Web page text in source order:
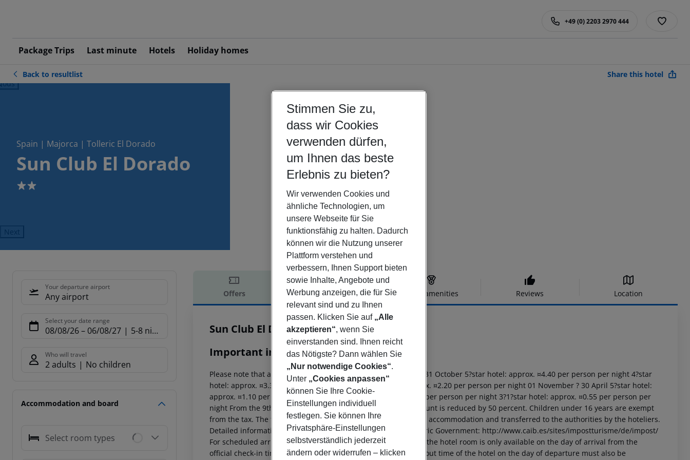
Package Trips Last minute Hotels Holiday homes
+49 (0) 2203 2970 444
Back to resultlist Share this hotel
Spain | Majorca | Tolleric El Dorado
Sun Club El Dorado
2
Next
Your departure airport
Any airport
Select your date range
08/08/26– 06/08/27 5-8 nights
Who will travel
2 adults No children
Accommodation and board
Select room types
Offers Offer description Hotel amenities Reviews Location
Offer description
Sun Club El Dorado
2
Important info
Please note that a tourist tax is charged on Mallorca. 01 May ? 31 October 5?star hotel: approx. ¤4.40 per person per night 4?star
hotel: approx. ¤3.30 per person per night 3?1?star hotel: approx. ¤2.20 per person per night 01 November ? 30 April 5?star hotel:
approx. ¤1.10 per person per night 4?star hotel: approx. ¤0.83 per person per night 3?1?star hotel: approx. ¤0.55 per person per
night From the 9th night in the same accommodation, the amount is reduced by 50 percent. Children under 16 years are exempt
from the tax. The tax is charged to guests on site at the booked accommodation and transferred to the authorities by the hoteliers.
Detailed information can be found on the website of the Balearic Government: http://www.caib.es/sites/impostturisme/de/impost/
For scheduled arrivals in the destination area from 04:00 a.m., the hotel room is only available on the day of arrival from the
official check-in time of the respective hotel. The official check-out time of the hotel on the day of departure must also be
Stimmen Sie zu,
dass wir Cookies
verwenden dürfen,
um Ihnen das beste
Erlebnis zu bieten?
Wir verwenden Cookies und
ähnliche Technologien, um
unsere Webseite für Sie
funktionsfähig zu halten. Dadurch
können wir die Nutzung unserer
Plattform verstehen und
verbessern, Ihnen Support bieten
sowie Inhalte, Angebote und
Werbung anzeigen, die für Sie
relevant sind und zu Ihnen
passen. Klicken Sie auf „Alle
akzeptieren“, wenn Sie
einverstanden sind. Ihnen reicht
das Nötigste? Dann wählen Sie
„Nur notwendige Cookies“.
Unter „Cookies anpassen“
können Sie Ihre Cookie-
Einstellungen individuell
festlegen. Sie können Ihre
Privatsphäre-Einstellungen
selbstverständlich jederzeit
ändern oder widerrufen – klicken